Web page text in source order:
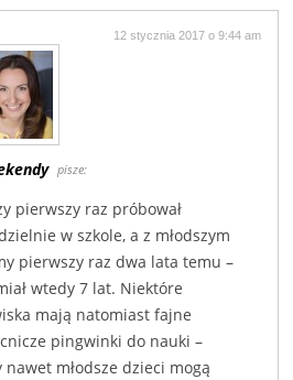
pisze:
12 stycznia 2017 o 9:44 am
pierwszy raz próbował
w szkole, a z młodszym
pierwszy raz dwa lata temu –
wtedy 7 lat. Niektóre
mają natomiast fajne
pingwinki do nauki –
nawet młodsze dzieci mogą